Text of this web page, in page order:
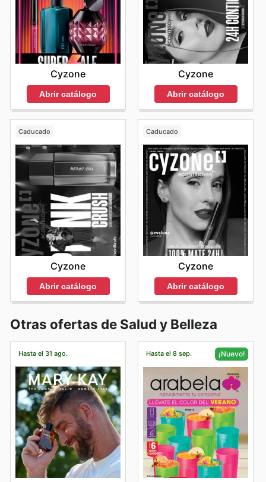
Cyzone
Abrir catálogo
Cyzone
Abrir catálogo
Caducado
Cyzone
Abrir catálogo
Caducado
Cyzone
Abrir catálogo
Otras ofertas de Salud y Belleza
Hasta el 31 ago. Hasta el 8 sep. ¡Nuevo!